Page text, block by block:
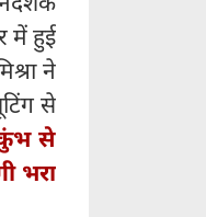
में हुई
ने
से
से
भरा